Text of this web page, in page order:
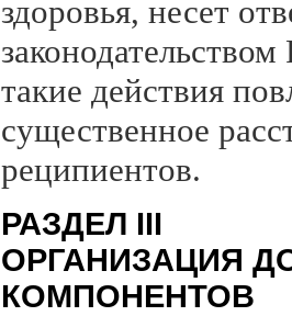
здоровья, несет
такие действия
существенное
реципиентов.
РАЗДЕЛ III
ОРГАНИЗАЦИЯ
КОМПОНЕНТОВ